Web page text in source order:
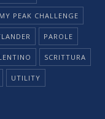
MY PEAK CHALLENGE
PAROLE
SCRITTURA
UTILITY